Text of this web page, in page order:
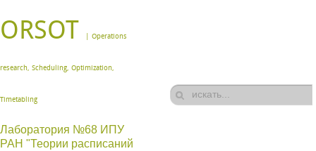
ORSOT | Operations
research, Scheduling, Optimization,
Timetabling
Лаборатория №68 ИПУ
РАН "Теории расписаний